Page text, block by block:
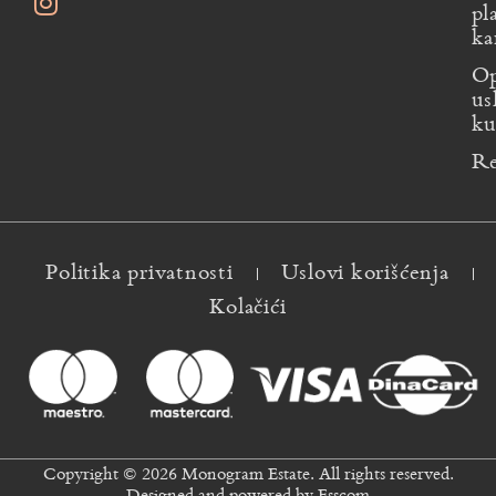
Politika privatnosti
Uslovi korišćenja
Kolačići
Copyright © 2026 Monogram Estate. All rights reserved.